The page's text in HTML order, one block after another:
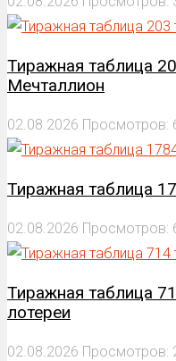
Тиражная таблица
Мечталлион
02.08.2026 Просмотров:
Тиражная таблица
02.08.2026 Просмотров:
Тиражная таблица
лотереи
02.08.2026 Просмотров: